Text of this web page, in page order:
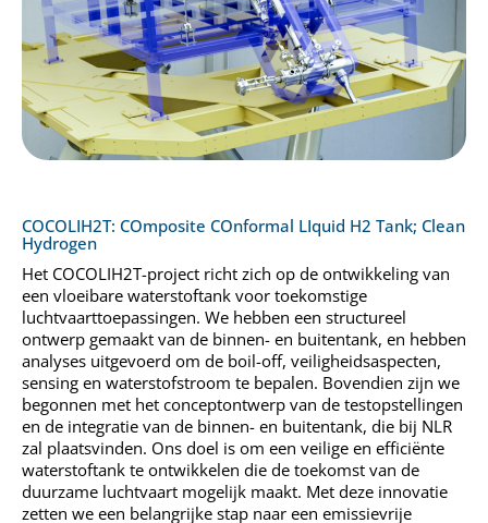
COCOLIH2T: COmposite COnformal LIquid H2 Tank; Clean
Hydrogen
Het COCOLIH2T-project richt zich op de ontwikkeling van
een vloeibare waterstoftank voor toekomstige
luchtvaarttoepassingen. We hebben een structureel
ontwerp gemaakt van de binnen- en buitentank, en hebben
analyses uitgevoerd om de boil-off, veiligheidsaspecten,
sensing en waterstofstroom te bepalen. Bovendien zijn we
begonnen met het conceptontwerp van de testopstellingen
en de integratie van de binnen- en buitentank, die bij NLR
zal plaatsvinden. Ons doel is om een veilige en efficiënte
waterstoftank te ontwikkelen die de toekomst van de
duurzame luchtvaart mogelijk maakt. Met deze innovatie
zetten we een belangrijke stap naar een emissievrije